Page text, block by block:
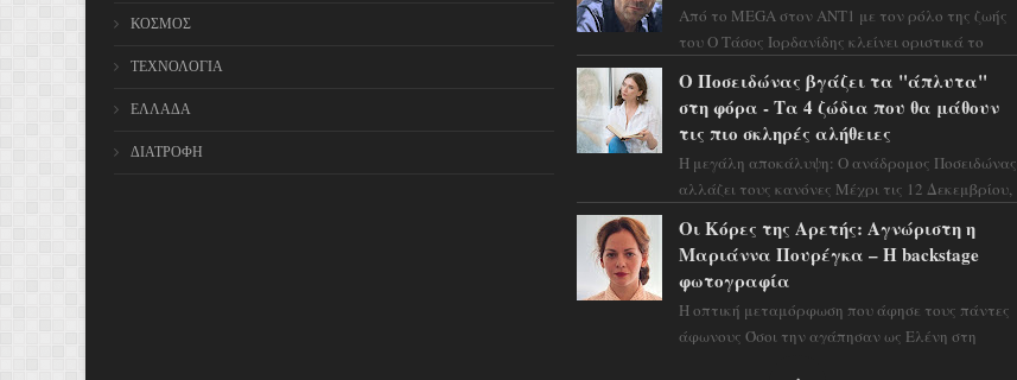
ΚΟΣΜΟΣ
ΤΕΧΝΟΛΟΓΙΑ
ΕΛΛΑΔΑ
ΔΙΑΤΡΟΦΗ
Από το MEGA στον ΑΝΤ1 με τον ρόλο της ζωής
του Ο Τάσος Ιορδανίδης κλείνει οριστικά το
Μόνο» ...
Ο Ποσειδώνας βγάζει τα "άπλυτα"
στη φόρα - Τα 4 ζώδια που θα μάθουν
τις πιο σκληρές αλήθειες
Η μεγάλη αποκάλυψη: Ο ανάδρομος Ποσειδώνας
αλλάζει τους κανόνες Μέχρι τις 12 Δεκεμβρίου,
μυστηρίου ...
Οι Κόρες της Αρετής: Αγνώριστη η
Μαριάννα Πουρέγκα – H backstage
φωτογραφία
Η οπτική μεταμόρφωση που άφησε τους πάντες
άφωνους Όσοι την αγάπησαν ως Ελένη στη